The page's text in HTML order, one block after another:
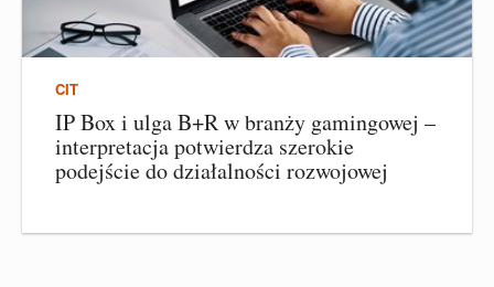
CIT
IP Box i ulga B+R w branży gamingowej –
interpretacja potwierdza szerokie
podejście do działalności rozwojowej